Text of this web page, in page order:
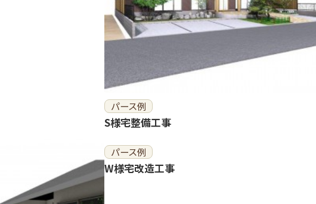
パース例
S様宅整備工事
パース例
W様宅改造工事